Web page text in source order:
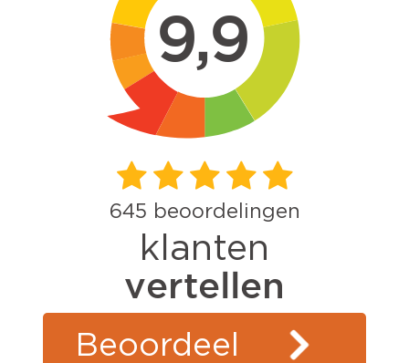
9,9
645 beoordelingen
klanten
vertellen
Beoordeel